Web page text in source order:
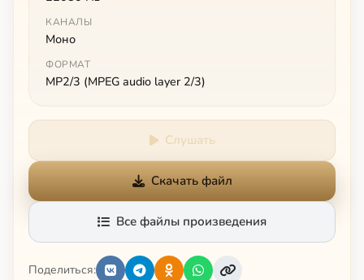
КАНАЛЫ
Моно
ФОРМАТ
MP2/3 (MPEG audio layer 2/3)
Слушать
Скачать файл
Все файлы произведения
Поделиться: